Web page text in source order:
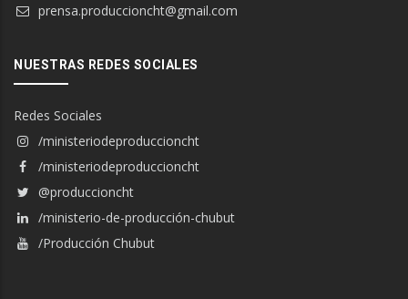
prensa.produccioncht@gmail.com
NUESTRAS REDES SOCIALES
Redes Sociales
/ministeriodeproduccioncht
/ministeriodeproduccioncht
@produccioncht
/ministerio-de-producción-chubut
/Producción Chubut